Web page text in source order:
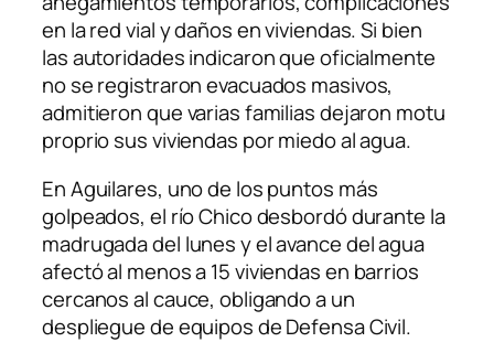
en la red vial y daños en viviendas. Si bien
las autoridades indicaron que oficialmente
no se registraron evacuados masivos,
admitieron que varias familias dejaron motu
proprio sus viviendas por miedo al agua.
En Aguilares, uno de los puntos más
golpeados, el río Chico desbordó durante la
madrugada del lunes y el avance del agua
afectó al menos a 15 viviendas en barrios
cercanos al cauce, obligando a un
despliegue de equipos de Defensa Civil.